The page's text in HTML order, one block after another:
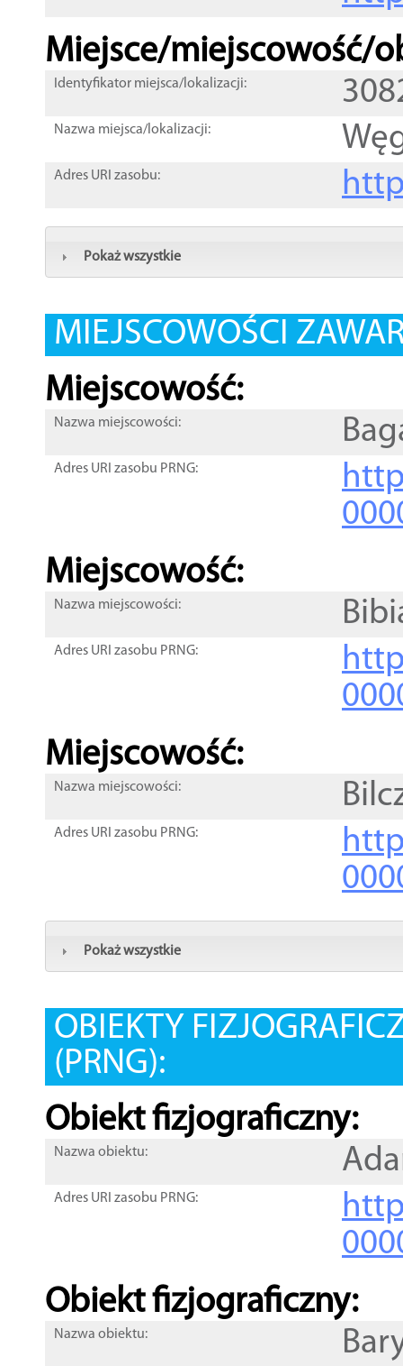
Miejsce/miejscowość/
Identyfikator miejsca/lokalizacji:
Nazwa miejsca/lokalizacji:
Adres URI zasobu:
Pokaż wszystkie
MIEJSCOWOŚCI
Miejscowość:
Nazwa miejscowości:
Adres URI zasobu PRNG:
Miejscowość:
Nazwa miejscowości:
Adres URI zasobu PRNG:
Miejscowość:
Nazwa miejscowości:
Adres URI zasobu PRNG:
Pokaż wszystkie
OBIEKTY
(PRNG):
Obiekt fizjograficzny:
Nazwa obiektu:
Adres URI zasobu PRNG:
Obiekt fizjograficzny:
Nazwa obiektu: